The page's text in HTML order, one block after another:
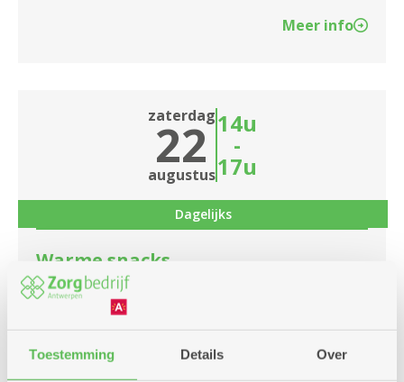
Toestemming Details Over
Meer info
zaterdag
22
augustus
14u
-
17u
Dagelijks
Warme snacks
Dienstencentrum Linkeroever
Je kan dagelijks in onze cafetaria een warme
snack bestellen.